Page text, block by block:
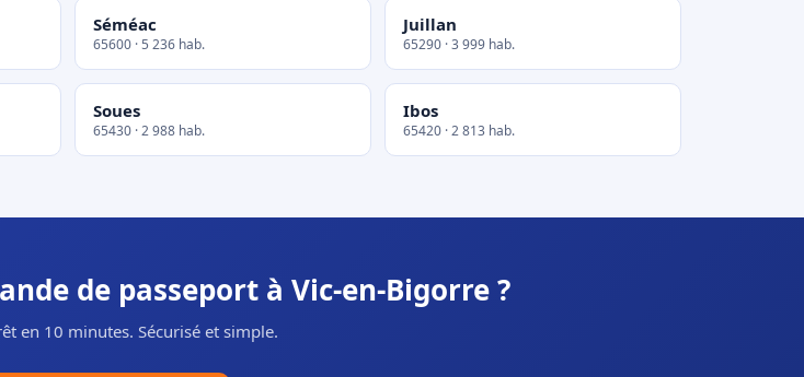
Séméac
65600 · 5 236 hab.
Juillan
65290 · 3 999 hab.
Soues
65430 · 2 988 hab.
Ibos
65420 · 2 813 hab.
de passeport à Vic-en-Bigorre ?
en 10 minutes. Sécurisé et simple.